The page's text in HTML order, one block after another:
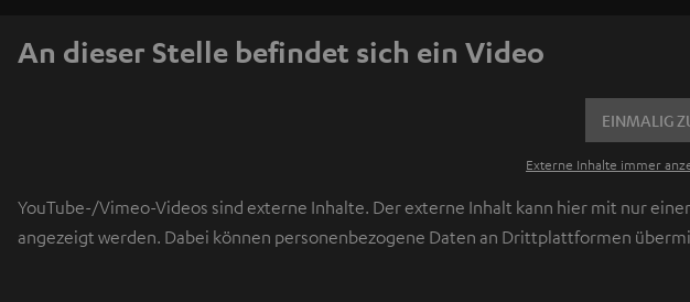
An dieser Stelle befindet sich ein Video
EINMALIG
Externe Inhalte immer
YouTube-/Vimeo-Videos sind externe Inhalte. Der externe Inhalt kann hier mit nur
angezeigt werden. Dabei können personenbezogene Daten an Drittplattformen